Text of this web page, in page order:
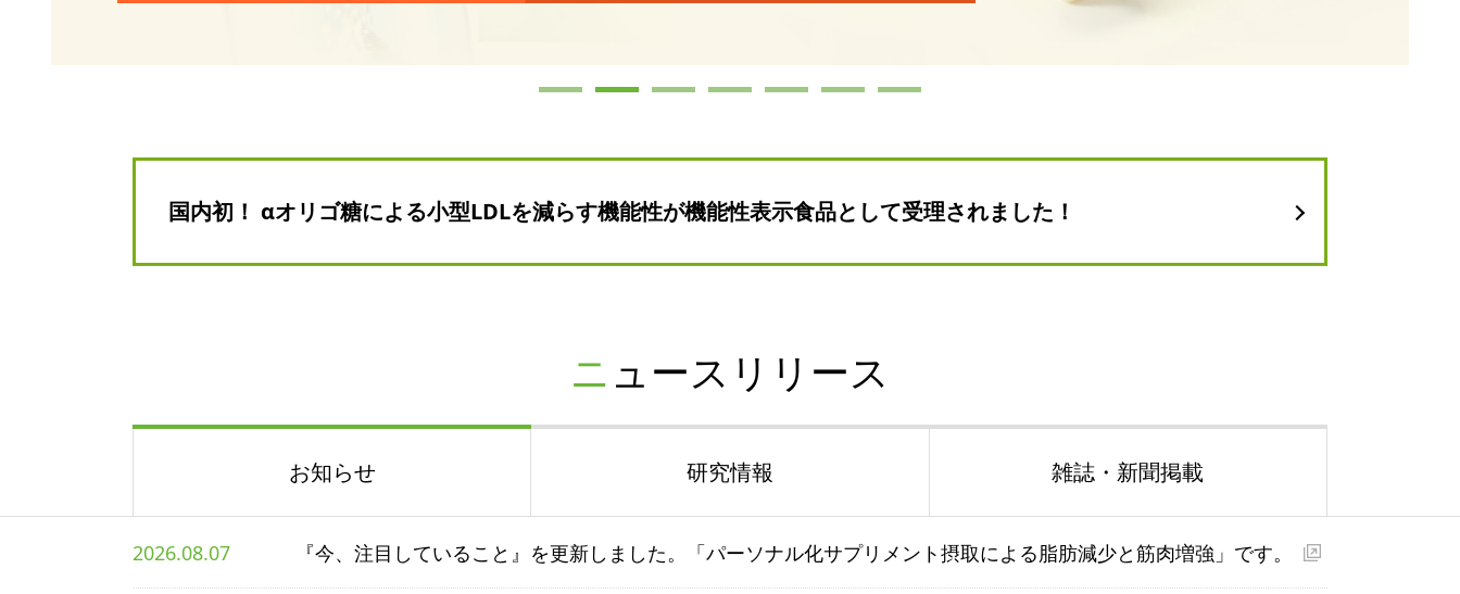
国内初！ αオリゴ糖による小型LDLを減らす機能性が機能性表示食品として受理されました！
ニュースリリース
お知らせ 研究情報 雑誌・新聞掲載
2026.08.07 『今、注目していること』を更新しました。「パーソナル化サプリメント摂取による脂肪減少と筋肉増強」です。